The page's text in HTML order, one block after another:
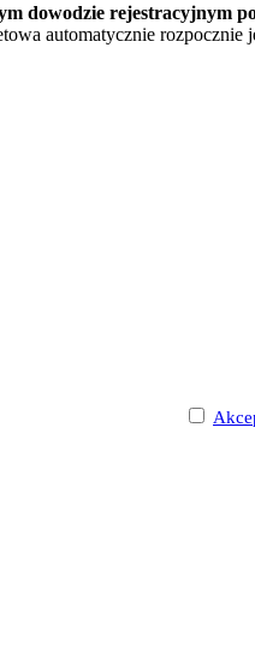
dowodzie rejestracyjnym
automatycznie